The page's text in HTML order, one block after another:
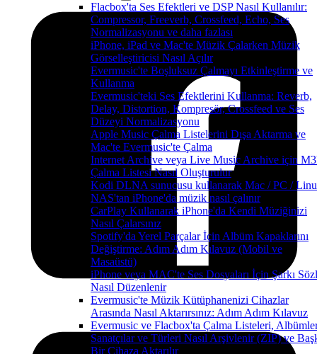
Flacbox'ta Ses Efektleri ve DSP Nasıl Kullanılır:
Compressor, Freeverb, Crossfeed, Echo, Ses
Normalizasyonu ve daha fazlası
iPhone, iPad ve Mac'te Müzik Çalarken Müzik
Görselleştiricisi Nasıl Açılır
Evermusic'te Boşluksuz Çalmayı Etkinleştirme ve
Kullanma
Evermusic'teki Ses Efektlerini Kullanma: Reverb,
Delay, Distortion, Kompresör, Crossfeed ve Ses
Düzeyi Normalizasyonu
Apple Music Çalma Listelerini Dışa Aktarma ve
Mac'te Evermusic'te Çalma
Internet Archive veya Live Music Archive için
Çalma Listesi Nasıl Oluşturulur
Kodi DLNA sunucusu kullanarak Mac / PC /
NAS'tan iPhone'da müzik nasıl çalınır
CarPlay Kullanarak iPhone'da Kendi Müziğinizi
Nasıl Çalarsınız
Spotify'da Yerel Parçalar İçin Albüm Kapaklarını
Değiştirme: Adım Adım Kılavuz (Mobil ve
Masaüstü)
iPhone veya MAC'te Ses Dosyaları İçin Şarkı
Nasıl Düzenlenir
Evermusic'te Müzik Kütüphanenizi Cihazlar
Arasında Nasıl Aktarırsınız: Adım Adım Kılavuz
Evermusic ve Flacbox'ta Çalma Listeleri,
Sanatçılar ve Türleri Nasıl Arşivlenir (ZIP) ve
Bir Cihaza Aktarılır